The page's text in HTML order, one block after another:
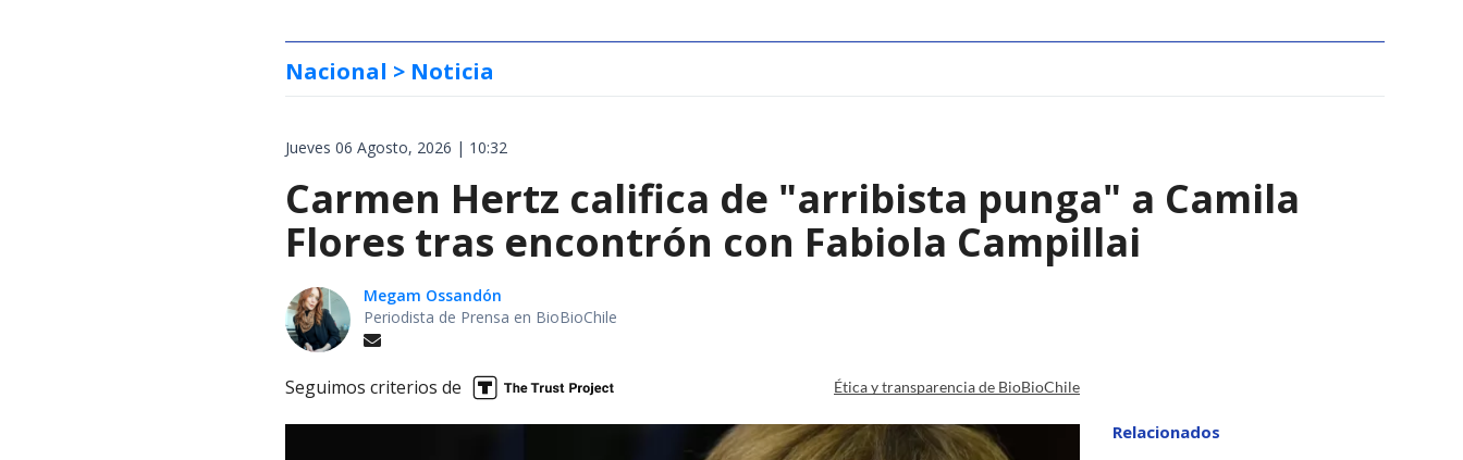
Nacional > Noticia
Jueves 06 Agosto, 2026 | 10:32
Carmen Hertz califica de "arribista punga" a Camila
Flores tras encontrón con Fabiola Campillai
Megam Ossandón
Periodista de Prensa en BioBioChile
Seguimos criterios de Ética y transparencia de BioBioChile
Relacionados